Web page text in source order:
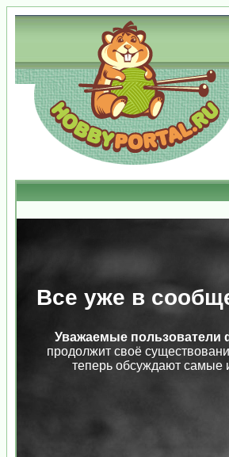
Все уже в
Уважаемые пользователи
продолжит своё
теперь обсуждают самые